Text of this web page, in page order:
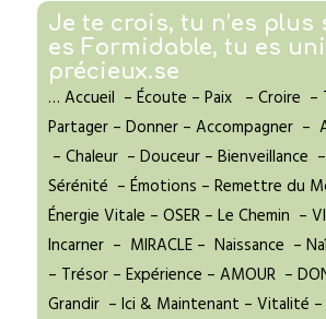
Je te crois, tu n’es plus
es Formidable, tu es
précieux.se
… Accueil – Écoute – Paix – Croire –
Partager – Donner – Accompagner –
– Chaleur – Douceur – Bienveillance
Sérénité – Émotions – Remettre du
Énergie Vitale – OSER – Le Chemin –
Incarner – MIRACLE – Naissance –
– Trésor – Expérience – AMOUR –
Grandir – Ici & Maintenant – Vitalité